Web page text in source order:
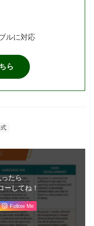
ルに対応
ら
たら
してね！
Follow Me